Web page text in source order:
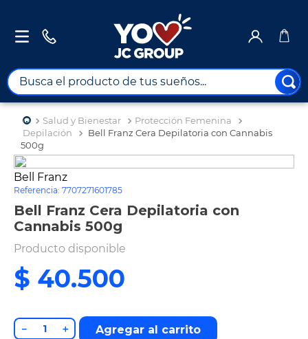
Busca el producto de tus sueños...
Salud y Bienestar
Protección Femenina
Depilación
Bell Franz Cera Depilatoria con Cannabis
500g
Bell Franz
Referencia: 7707271601785
Bell Franz Cera Depilatoria con
Cannabis 500g
Producto disponible
$ 40.500
＋
－ Agregar al carrito
TÉRMINOS MÁS BUSCADOS
1.
combos
2.
maximuebles
4.
celulares
5.
nevera
6.
turismo
7.
tv